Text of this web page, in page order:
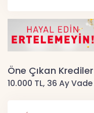
Öne Çıkan Krediler
10.000 TL, 36 Ay